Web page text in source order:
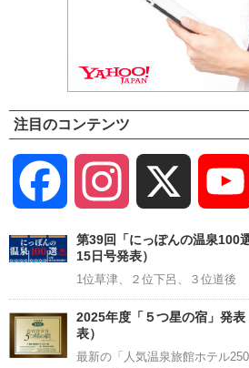
注目のコンテンツ
Facebook Instagram
第39回「にっぽんの温泉100
15日号発表）
1位草津、２位下呂、３位道後
2025年度「５つ星の宿」発
表）
最新の「人気温泉旅館ホテル